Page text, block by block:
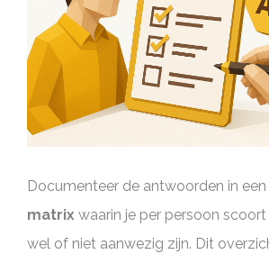
Documenteer de antwoorden in een
matrix waarin je per persoon
wel of niet aanwezig zijn. Dit